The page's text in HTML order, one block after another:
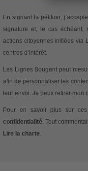
En signant la pétition,
signature et, le cas échéant,
actions citoyennes initiées via
centres d’intérêt.
Les Lignes Bougent peut
afin de personnaliser les
leur envoi. Je peux retirer mon
Pour en savoir plus sur
confidentialité. Tout
Lire la charte.